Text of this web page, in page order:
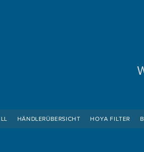
HÄNDLERÜBERSICHT HOYA FILTER